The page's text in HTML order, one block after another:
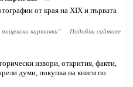
от края на XIX и първата
картички" Подобни сайтове
извори, открития, факти,
думи, покупка на книги по